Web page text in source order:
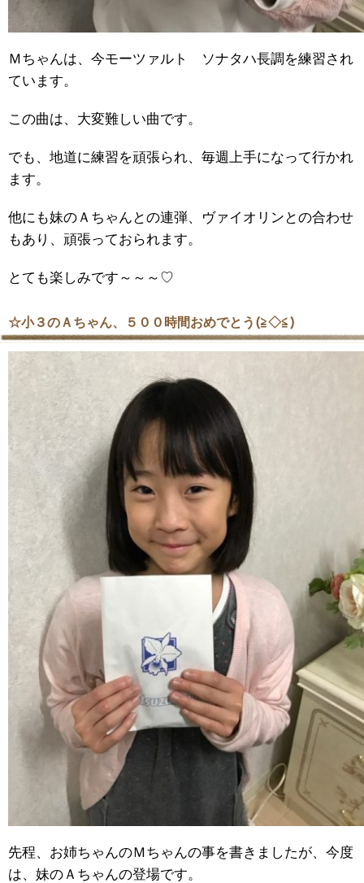
Ｍちゃんは、今モーツァルト ソナタハ長調を練習され
ています。
この曲は、大変難しい曲です。
でも、地道に練習を頑張られ、毎週上手になって行かれ
ます。
他にも妹のＡちゃんとの連弾、ヴァイオリンとの合わせ
もあり、頑張っておられます。
とても楽しみです～～～♡
☆小３のＡちゃん、５００時間おめでとう(≧◇≦)
先程、お姉ちゃんのＭちゃんの事を書きましたが、今度
は、妹のＡちゃんの登場です。